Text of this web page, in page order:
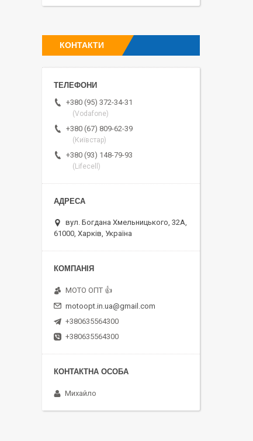
КОНТАКТИ
+380 (95) 372-34-31
(Vodafone)
+380 (67) 809-62-39
(Київстар)
+380 (93) 148-79-93
(Lifecell)
вул. Богдана Хмельницького, 32А,
61000, Харків, Україна
MOTO OПT 👍
motoopt.in.ua@gmail.com
+380635564300
+380635564300
Михайло